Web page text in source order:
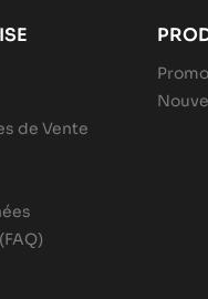
de Vente